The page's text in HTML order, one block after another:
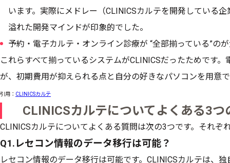
います。実際にメドレー（CLINICSカルテを開発している
溢れた開発マインドが印象的でした。
予約・電子カルテ・オンライン診療が “全部揃っている”の
これらすべて揃っているシステムがCLINICSだったためです
が、初期費用が抑えられる点と自分の好きなパソコンを用意
引用： CLINICSカルテ
CLINICSカルテについてよくある3つ
CLINICSカルテについてよくある質問は次の3つです。それぞ
Q1.レセコン情報のデータ移行は可能？
レセコン情報のデータ移行は可能です。CLINICSカルテは、